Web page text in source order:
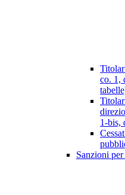
co. 1,
1-bis,
Sanzioni